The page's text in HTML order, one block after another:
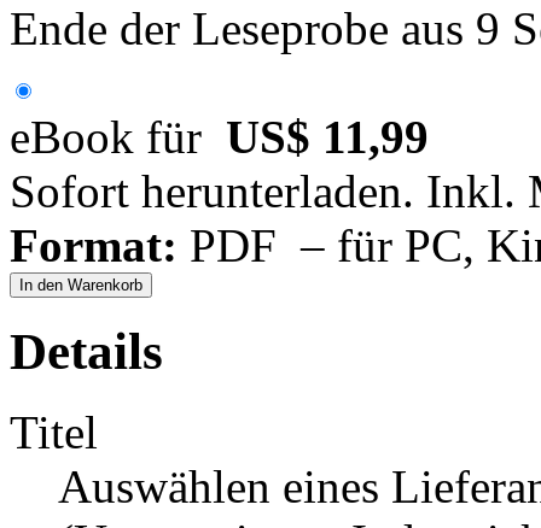
Ende der Leseprobe aus 9
eBook für US$ 11,99
Sofort herunterladen. Inkl.
Format: PDF – für PC,
In den Warenkorb
Details
Titel
Auswählen eines